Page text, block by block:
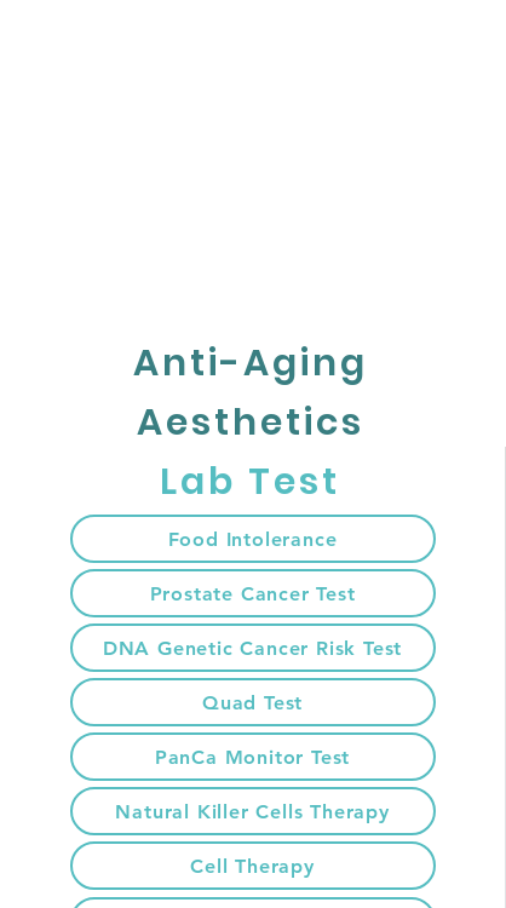
Anti-Aging
Aesthetics
Lab Test
Food Intolerance
Prostate Cancer Test
DNA Genetic Cancer Risk Test
Quad Test
PanCa Monitor Test
Natural Killer Cells Therapy
Cell Therapy